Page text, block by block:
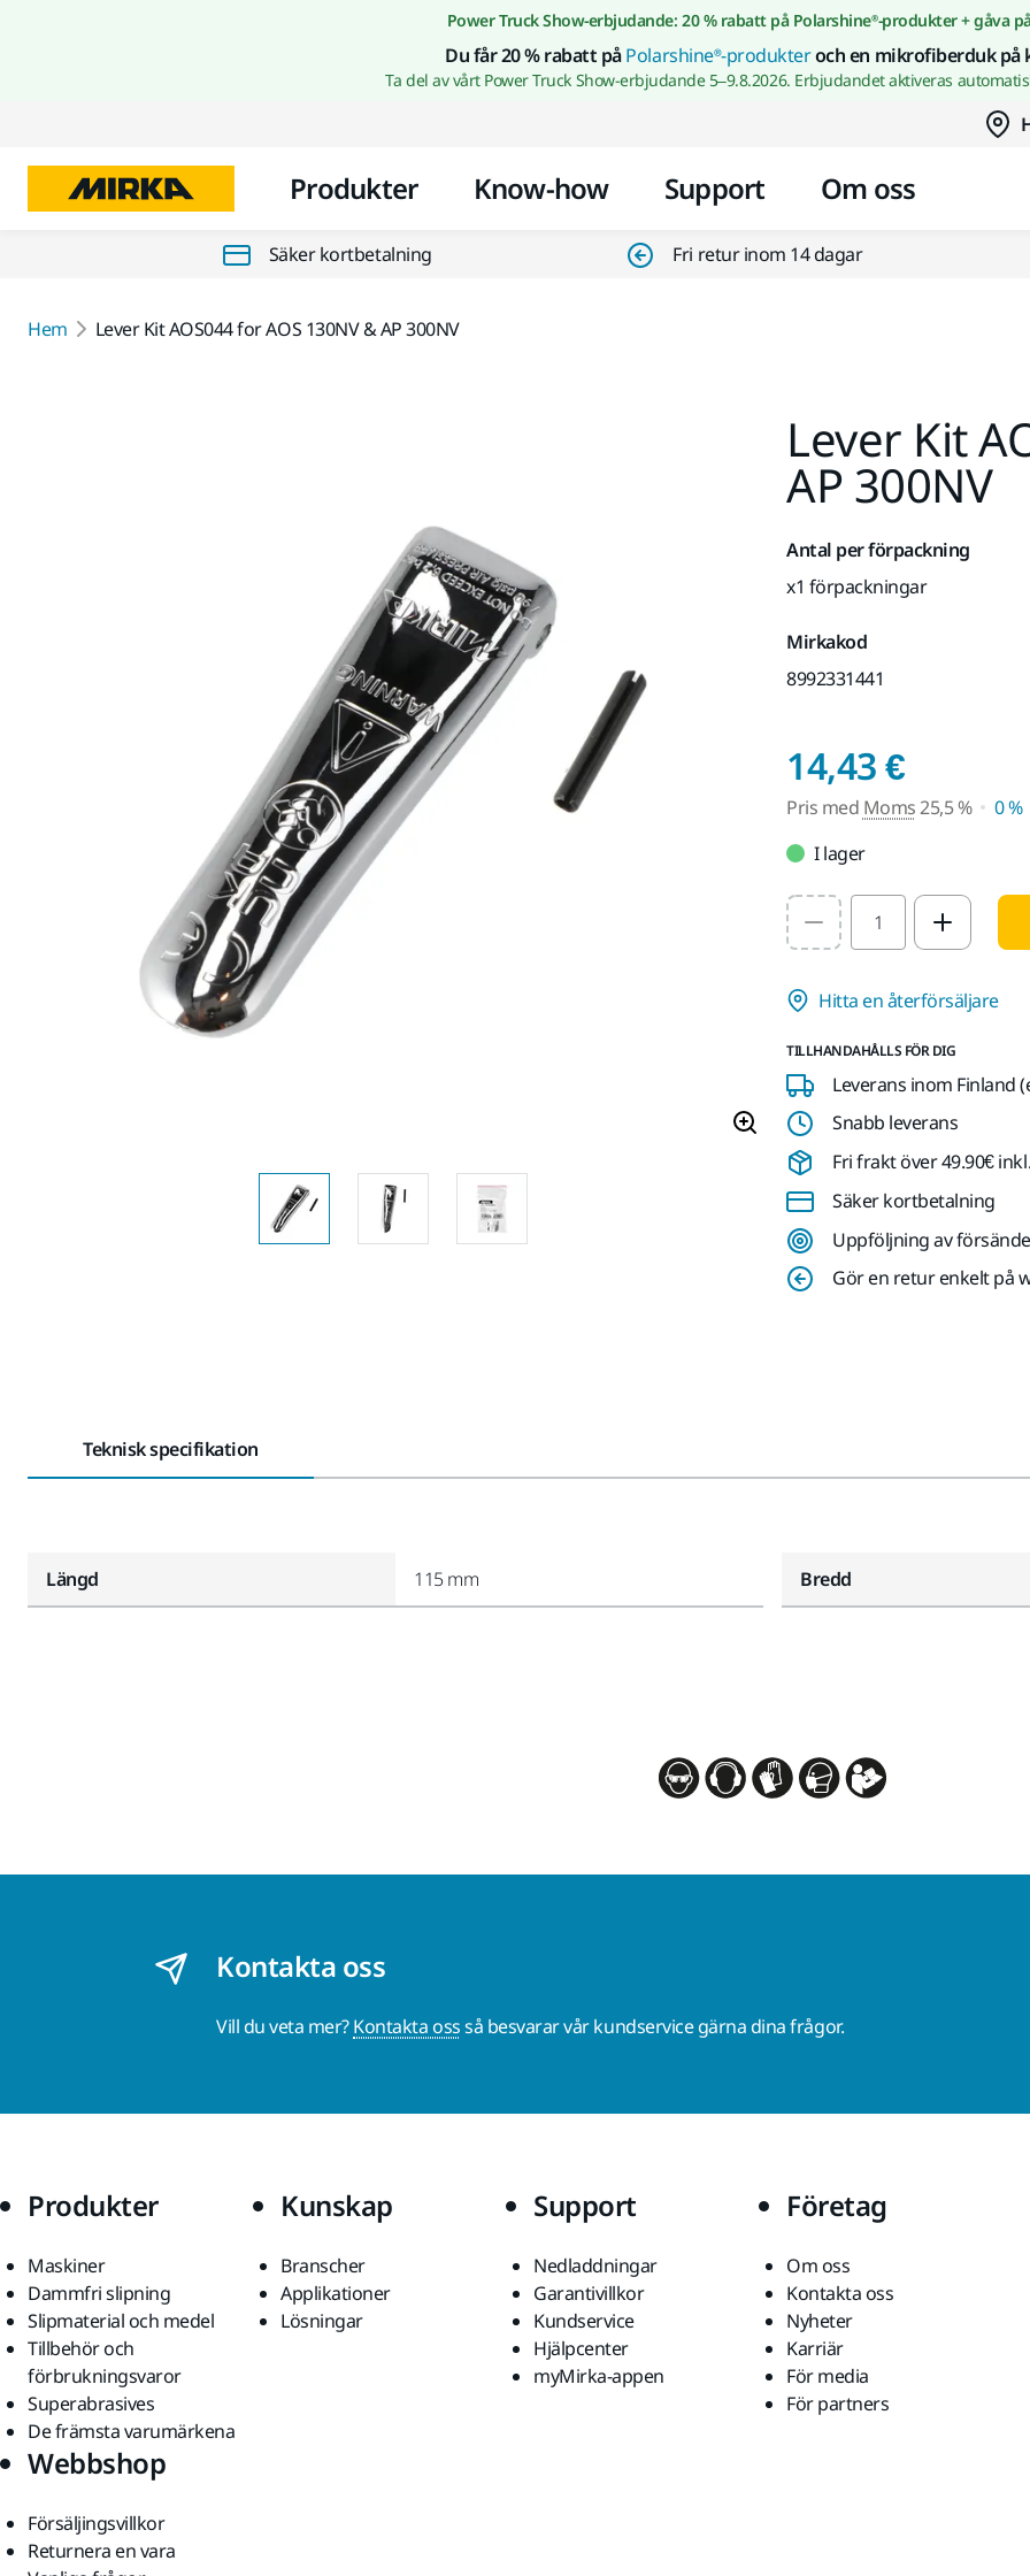
Gå till innehållet
Power Truck Show-erbjudande: 20 % rabatt på Polarshine®-produkter + gåva
Du får 20 % rabatt påPolarshine®-produkteroch en mikrofiberduk på
Ta del av vårt Power Truck Show-erbjudande 5–9.8.2026. Erbjudandet aktiveras
Produkter Know-how Support Om oss
Säker kortbetalning Fri retur inom 14 dagar
Hem Lever Kit AOS044 for AOS 130NV & AP 300NV
Lever Kit
AP 300NV
Antal per förpackning
x1 förpackningar
Mirkakod
8992331441
14,43 €Pris
Pris med Moms25,5 %
0 %
I lager
Select quantity value
Hitta en återförsäljare
TILLHANDAHÅLLS FÖR DIG
Leverans inom Finland
Snabb leverans
Fri frakt över 49.90€
Säker kortbetalning
Uppföljning av
Gör en retur enkelt på
Teknisk specifikation
Längd 115 mm Bredd
Kontakta oss
Vill du veta mer?Kontakta ossså besvarar vår kundservice gärna dina frågor.
Produkter
Maskiner
Dammfri slipning
Slipmaterial och medel
Tillbehör och
förbrukningsvaror
Superabrasives
De främsta varumärkena
Kunskap
Branscher
Applikationer
Lösningar
Support
Nedladdningar
Garantivillkor
Kundservice
Hjälpcenter
myMirka-appen
Företag
Om oss
Kontakta oss
Nyheter
Karriär
För media
För partners
Webbshop
Försäljingsvillkor
Returnera en vara